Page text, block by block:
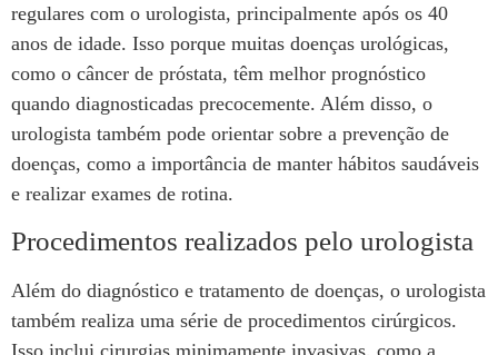
regulares com o urologista, principalmente após os 40
anos de idade. Isso porque muitas doenças urológicas,
como o câncer de próstata, têm melhor prognóstico
quando diagnosticadas precocemente. Além disso, o
urologista também pode orientar sobre a prevenção de
doenças, como a importância de manter hábitos saudáveis
e realizar exames de rotina.
Procedimentos realizados pelo urologista
Além do diagnóstico e tratamento de doenças, o urologista
também realiza uma série de procedimentos cirúrgicos.